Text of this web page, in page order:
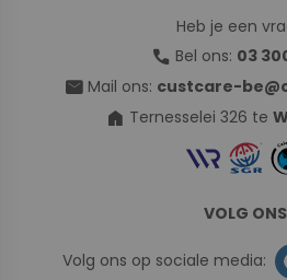
Heb je een
call Bel ons: 03
mail Mail ons: custcare-
home Ternesselei 326 te
VOLG ONS
Volg ons op sociale media: